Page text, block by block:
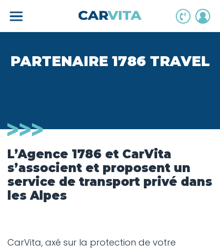
content
PARTENAIRE 1786 TRAVEL
L’Agence 1786 et CarVita
s’associent et proposent un
service de transport privé dans
les Alpes
CarVita, axé sur la protection de votre